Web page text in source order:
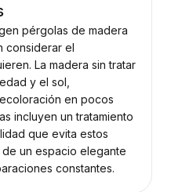
pérgolas de madera
considerar el
La madera sin tratar
y el sol,
en pocos
incluyen un tratamiento
que evita estos
un espacio elegante
constantes.